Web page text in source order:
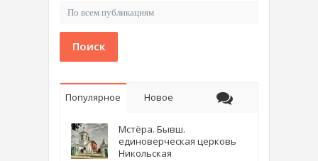
Поиск
Популярное Новое
Мстёра. Бывш.
единоверческая церковь
Никольская